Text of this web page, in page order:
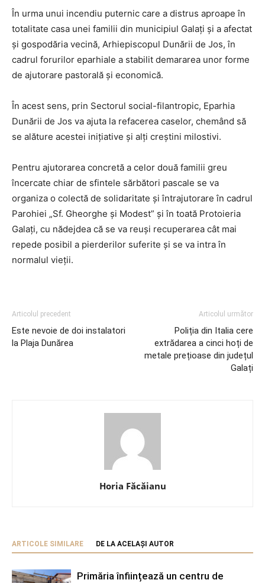
În urma unui incendiu puternic care a distrus aproape în
totalitate casa unei familii din municipiul Galaţi şi a afectat
şi gospodăria vecină, Arhiepiscopul Dunării de Jos, în
cadrul forurilor eparhiale a stabilit demararea unor forme
de ajutorare pastorală şi economică.
În acest sens, prin Sectorul social-filantropic, Eparhia
Dunării de Jos va ajuta la refacerea caselor, chemând să
se alăture acestei inițiative şi alți creștini milostivi.
Pentru ajutorarea concretă a celor două familii greu
încercate chiar de sfintele sărbători pascale se va
organiza o colectă de solidaritate şi întrajutorare în cadrul
Parohiei „Sf. Gheorghe şi Modest” şi în toată Protoieria
Galați, cu nădejdea că se va reuşi recuperarea cât mai
repede posibil a pierderilor suferite şi se va intra în
normalul vieţii.
Articolul precedent
Este nevoie de doi instalatori
la Plaja Dunărea
Articolul următor
Poliția din Italia cere
extrădarea a cinci hoți de
metale prețioase din județul
Galați
Horia Făcăianu
ARTICOLE SIMILARE DE LA ACELAȘI AUTOR
Primăria înființează un centru de